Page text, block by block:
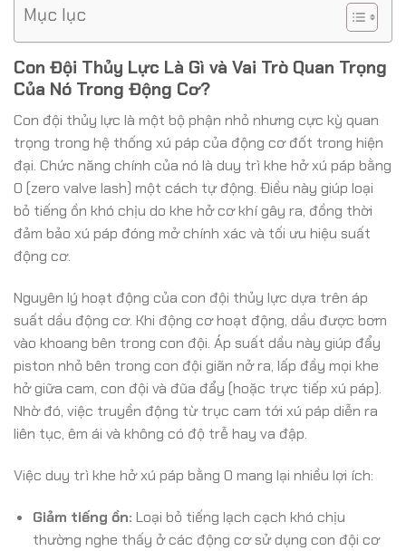
Mục lục
Con Đội Thủy Lực Là Gì và Vai Trò Quan Trọng
Của Nó Trong Động Cơ?
Con đội thủy lực là một bộ phận nhỏ nhưng cực kỳ quan
trọng trong hệ thống xú páp của động cơ đốt trong hiện
đại. Chức năng chính của nó là duy trì khe hở xú páp bằng
0 (zero valve lash) một cách tự động. Điều này giúp loại
bỏ tiếng ồn khó chịu do khe hở cơ khí gây ra, đồng thời
đảm bảo xú páp đóng mở chính xác và tối ưu hiệu suất
động cơ.
Nguyên lý hoạt động của con đội thủy lực dựa trên áp
suất dầu động cơ. Khi động cơ hoạt động, dầu được bơm
vào khoang bên trong con đội. Áp suất dầu này giúp đẩy
piston nhỏ bên trong con đội giãn nở ra, lấp đầy mọi khe
hở giữa cam, con đội và đũa đẩy (hoặc trực tiếp xú páp).
Nhờ đó, việc truyền động từ trục cam tới xú páp diễn ra
liên tục, êm ái và không có độ trễ hay va đập.
Việc duy trì khe hở xú páp bằng 0 mang lại nhiều lợi ích:
Giảm tiếng ồn: Loại bỏ tiếng lạch cạch khó chịu
thường nghe thấy ở các động cơ sử dụng con đội cơ